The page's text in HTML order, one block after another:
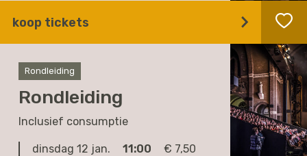
koop tickets
Rondleiding
Inclusief consumptie
Rondleiding
dinsdag 12 jan. 11:00 € 7,50